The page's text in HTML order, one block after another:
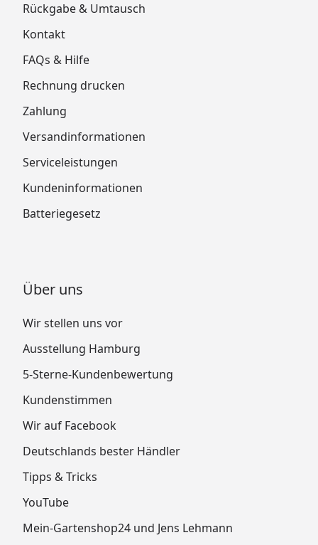
Rückgabe & Umtausch
Kontakt
FAQs & Hilfe
Rechnung drucken
Zahlung
Versandinformationen
Serviceleistungen
Kundeninformationen
Batteriegesetz
Über uns
Wir stellen uns vor
Ausstellung Hamburg
5-Sterne-Kundenbewertung
Kundenstimmen
Wir auf Facebook
Deutschlands bester Händler
Tipps & Tricks
YouTube
Mein-Gartenshop24 und Jens Lehmann